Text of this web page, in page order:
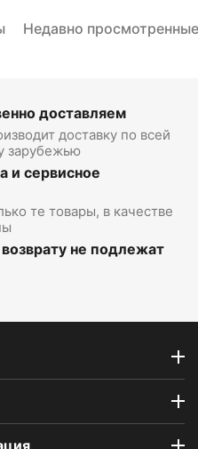
Недавно просмотренные
доставляем
доставку по всей
зарубежью
и сервисное
те товары, в качестве
не подлежат